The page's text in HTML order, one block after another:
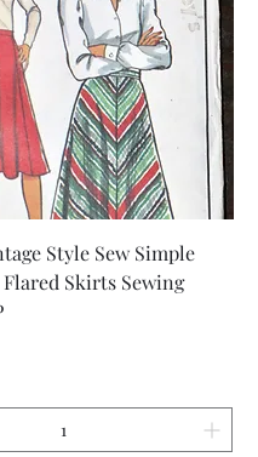
Style Sew Simple
Flared Skirts Sewing